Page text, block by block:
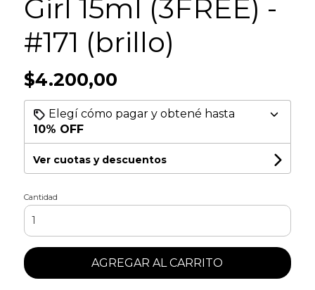
Girl 15ml (3FREE) -
#171 (brillo)
$4.200,00
Elegí cómo pagar y obtené hasta
10% OFF
Ver cuotas y descuentos
Cantidad
AGREGAR AL CARRITO